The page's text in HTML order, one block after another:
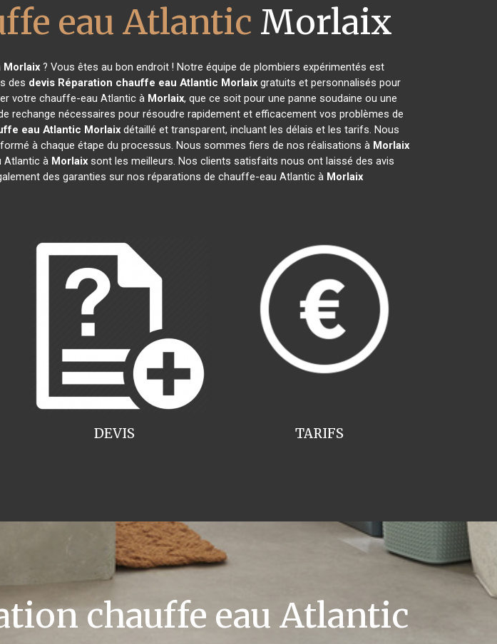
eau Atlantic Morlaix
Morlaix? Vous êtes au bon endroit ! Notre équipe de plombiers expérimentés est
des devis Réparation chauffe eau Atlantic Morlaixgratuits et personnalisés pour
votre chauffe-eau Atlantic à Morlaix, que ce soit pour une panne soudaine ou une
rechange nécessaires pour résoudre rapidement et efficacement vos problèmes de
eau Atlantic Morlaix détaillé et transparent, incluant les délais et les tarifs. Nous
à chaque étape du processus. Nous sommes fiers de nos réalisations à Morlaix
Atlantic à Morlaix sont les meilleurs. Nos clients satisfaits nous ont laissé des avis
des garanties sur nos réparations de chauffe-eau Atlantic à Morlaix
TARIFS
DEVIS
chauffe eau Atlantic